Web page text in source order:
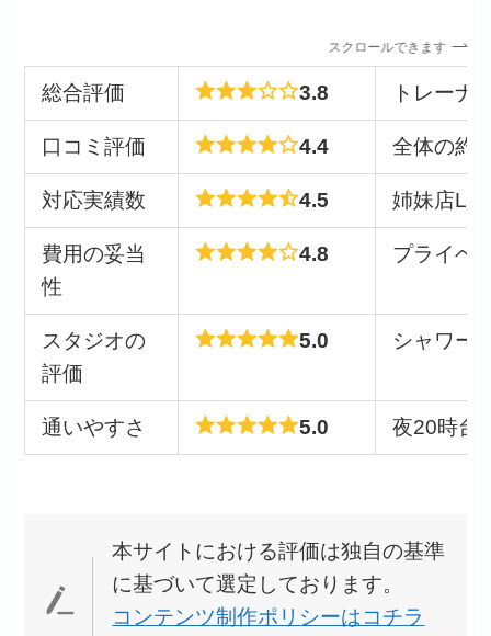
スクロールできます
総合評価 3.8 トレーナ
口コミ評価 4.4 全体の約
対応実績数 4.5 姉妹店
費用の妥当
性
4.8 プライベ
スタジオの
評価
5.0 シャワー
通いやすさ 5.0 夜20時台
本サイトにおける評価は独自の基準
に基づいて選定しております。
コンテンツ制作ポリシーはコチラ